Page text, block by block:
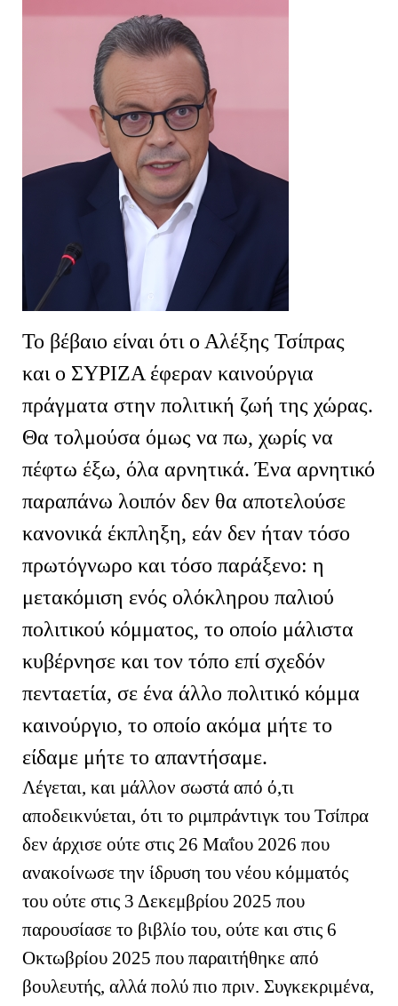
Το βέβαιο είναι ότι ο Αλέξης Τσίπρας
και ο ΣΥΡΙΖΑ έφεραν καινούργια
πράγματα στην πολιτική ζωή της χώρας.
Θα τολμούσα όμως να πω, χωρίς να
πέφτω έξω, όλα αρνητικά. Ένα αρνητικό
παραπάνω λοιπόν δεν θα αποτελούσε
κανονικά έκπληξη, εάν δεν ήταν τόσο
πρωτόγνωρο και τόσο παράξενο: η
μετακόμιση ενός ολόκληρου παλιού
πολιτικού κόμματος, το οποίο μάλιστα
κυβέρνησε και τον τόπο επί σχεδόν
πενταετία, σε ένα άλλο πολιτικό κόμμα
καινούργιο, το οποίο ακόμα μήτε το
είδαμε μήτε το απαντήσαμε.
Λέγεται, και μάλλον σωστά από ό,τι
αποδεικνύεται, ότι το ριμπράντιγκ του Τσίπρα
δεν άρχισε ούτε στις 26 Μαΐου 2026 που
ανακοίνωσε την ίδρυση του νέου κόμματός
του ούτε στις 3 Δεκεμβρίου 2025 που
παρουσίασε το βιβλίο του, ούτε και στις 6
Οκτωβρίου 2025 που παραιτήθηκε από
βουλευτής, αλλά πολύ πιο πριν. Συγκεκριμένα,